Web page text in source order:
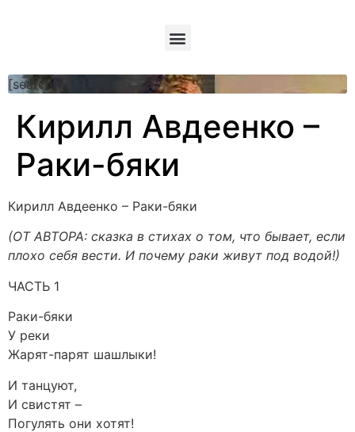
[searchform]
Кирилл Авдеенко –
Раки-бяки
Кирилл Авдеенко – Раки-бяки
(ОТ АВТОРА: сказка в стихах о том, что бывает, если
плохо себя вести. И почему раки живут под водой!)
ЧАСТЬ 1
Раки-бяки
У реки
Жарят-парят шашлыки!
И танцуют,
И свистят –
Погулять они хотят!